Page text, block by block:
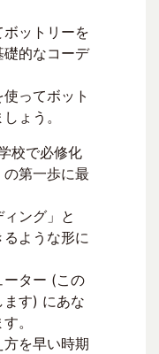
ットリーを
的なコーデ
ってボット
ょう。
校で必修化
第一歩に最
ング」と
ような形に
ーター (この
す) にあな
。
を早い時期